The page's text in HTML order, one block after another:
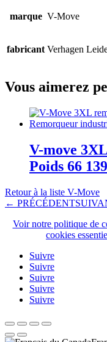
marque V-Move
fabricant Verhagen
Vous aimerez
V-move
Poids 66
Retour à la liste V-Move
← PRÉCÉDENT
Voir notre politique de
cookies
Suivre
Suivre
Suivre
Suivre
Suivre